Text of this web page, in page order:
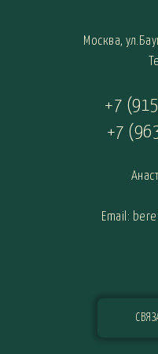
Москва,
+7
+7
Email: